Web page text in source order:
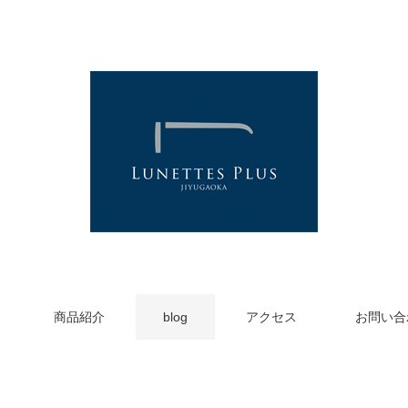
商品紹介 blog アクセス お問い